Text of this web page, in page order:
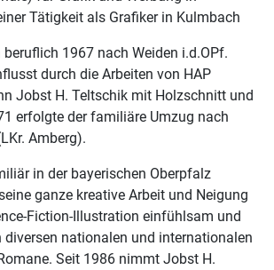
Tätigkeit als Grafiker in Kulmbach
1967 nach Weiden i.d.OPf.
durch die Arbeiten von HAP
Jobst H. Teltschik mit Holzschnitt und
erfolgte der familiäre Umzug nach
Amberg).
in der bayerischen Oberpfalz
ganze kreative Arbeit und Neigung
Fiction-Illustration einfühlsam und
diversen nationalen und internationalen
Seit 1986 nimmt Jobst H.